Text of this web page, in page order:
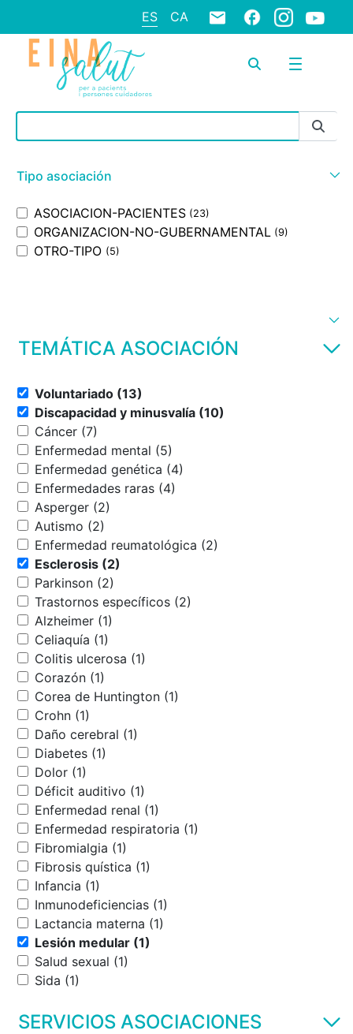
ES CA
Barra de búsqueda
Tipo asociación
ASOCIACION-PACIENTES (23)
ORGANIZACION-NO-GUBERNAMENTAL (9)
OTRO-TIPO (5)
TEMÁTICA ASOCIACIÓN
Voluntariado (13)
Discapacidad y minusvalía (10)
Cáncer (7)
Enfermedad mental (5)
Enfermedad genética (4)
Enfermedades raras (4)
Asperger (2)
Autismo (2)
Enfermedad reumatológica (2)
Esclerosis (2)
Parkinson (2)
Trastornos específicos (2)
Alzheimer (1)
Celiaquía (1)
Colitis ulcerosa (1)
Corazón (1)
Corea de Huntington (1)
Crohn (1)
Daño cerebral (1)
Diabetes (1)
Dolor (1)
Déficit auditivo (1)
Enfermedad renal (1)
Enfermedad respiratoria (1)
Fibromialgia (1)
Fibrosis quística (1)
Infancia (1)
Inmunodeficiencias (1)
Lactancia materna (1)
Lesión medular (1)
Salud sexual (1)
Sida (1)
SERVICIOS ASOCIACIONES